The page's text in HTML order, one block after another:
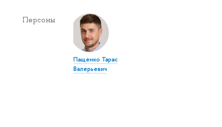
Персоны
Пащенко Тарас
Валерьевич